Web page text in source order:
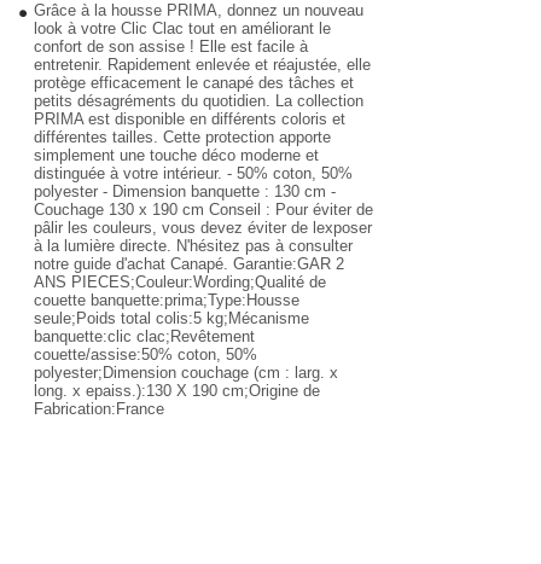
Grâce à la housse PRIMA, donnez un nouveau
look à votre Clic Clac tout en améliorant le
confort de son assise ! Elle est facile à
entretenir. Rapidement enlevée et réajustée, elle
protège efficacement le canapé des tâches et
petits désagréments du quotidien. La collection
PRIMA est disponible en différents coloris et
différentes tailles. Cette protection apporte
simplement une touche déco moderne et
distinguée à votre intérieur. - 50% coton, 50%
polyester - Dimension banquette : 130 cm -
Couchage 130 x 190 cm Conseil : Pour éviter de
pâlir les couleurs, vous devez éviter de lexposer
à la lumière directe. N'hésitez pas à consulter
notre guide d'achat Canapé. Garantie:GAR 2
ANS PIECES;Couleur:Wording;Qualité de
couette banquette:prima;Type:Housse
seule;Poids total colis:5 kg;Mécanisme
banquette:clic clac;Revêtement
couette/assise:50% coton, 50%
polyester;Dimension couchage (cm : larg. x
long. x epaiss.):130 X 190 cm;Origine de
Fabrication:France